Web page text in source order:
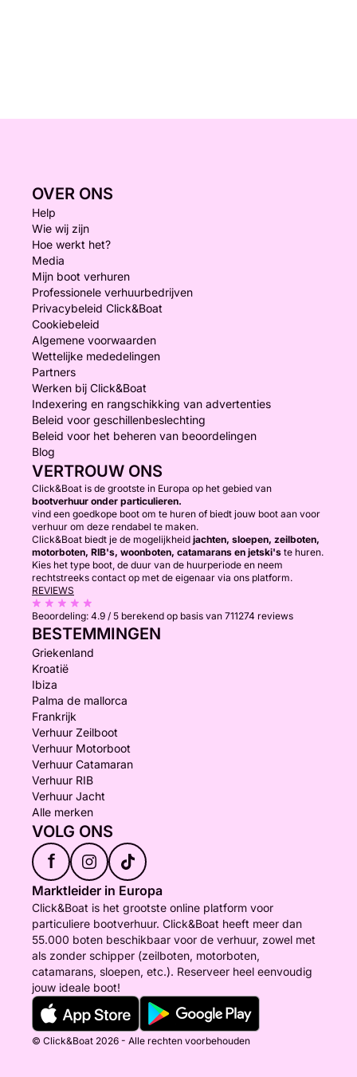
OVER ONS
Help
Wie wij zijn
Hoe werkt het?
Media
Mijn boot verhuren
Professionele verhuurbedrijven
Privacybeleid Click&Boat
Cookiebeleid
Algemene voorwaarden
Wettelijke mededelingen
Partners
Werken bij Click&Boat
Indexering en rangschikking van advertenties
Beleid voor geschillenbeslechting
Beleid voor het beheren van beoordelingen
Blog
VERTROUW ONS
Click&Boat is de grootste in Europa op het gebied van
bootverhuur onder particulieren.
vind een goedkope boot om te huren of biedt jouw boot aan voor
verhuur om deze rendabel te maken.
Click&Boat biedt je de mogelijkheid jachten, sloepen, zeilboten,
motorboten, RIB's, woonboten, catamarans en jetski's te huren.
Kies het type boot, de duur van de huurperiode en neem
rechtstreeks contact op met de eigenaar via ons platform.
REVIEWS
Beoordeling: 4.9 / 5 berekend op basis van 711274 reviews
BESTEMMINGEN
Griekenland
Kroatië
Ibiza
Palma de mallorca
Frankrijk
Verhuur Zeilboot
Verhuur Motorboot
Verhuur Catamaran
Verhuur RIB
Verhuur Jacht
Alle merken
VOLG ONS
f
Marktleider in Europa
Click&Boat is het grootste online platform voor
particuliere bootverhuur. Click&Boat heeft meer dan
55.000 boten beschikbaar voor de verhuur, zowel met
als zonder schipper (zeilboten, motorboten,
catamarans, sloepen, etc.). Reserveer heel eenvoudig
jouw ideale boot!
© Click&Boat 2026 - Alle rechten voorbehouden